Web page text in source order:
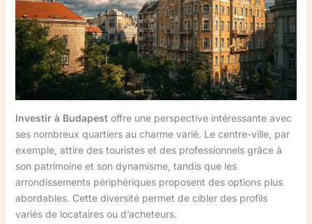
Investir à Budapestoffre une perspective intéressante avec
ses nombreux quartiers au charme varié. Le centre-ville, par
exemple, attire des touristes et des professionnels grâce à
son patrimoine et son dynamisme, tandis que les
arrondissements périphériques proposent des options plus
abordables. Cette diversité permet de cibler des profils
variés de locataires ou d’acheteurs.